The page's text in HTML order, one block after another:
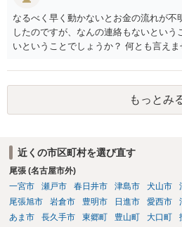
なるべく早く動かないとお金の流れが不
したのですが、なんの連絡もないという
いということでしょうか？ 何とも言え
などを確認しましょう。 着手金の返金
て、事情によっては弁護士会に相談しま
もっとみ
近くの市区町村を選び直す
尾張 (名古屋市外)
一宮市
瀬戸市 春日井市 津島市 犬山市
尾張旭市
岩倉市 豊明市 日進市 愛西市
あま市
長久手市 東郷町 豊山町 大口町